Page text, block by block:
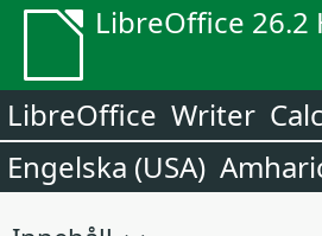
LibreOffice 26.2
LibreOffice Writer Calc
Engelska (USA)